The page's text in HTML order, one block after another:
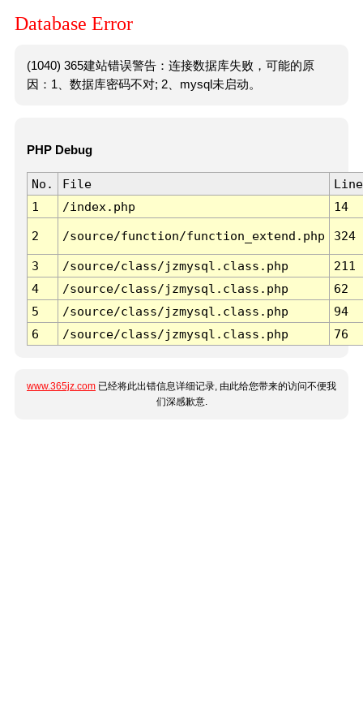
Database Error
(1040) 365建站错误警告：连接数据库失败，可能的原
因：1、数据库密码不对; 2、mysql未启动。
PHP Debug
No. File
Line
1
/index.php 14
2 /source/function/function_extend.php 324
3 /source/class/jzmysql.class.php
211
4
/source/class/jzmysql.class.php
62
5
/source/class/jzmysql.class.php
94
6
/source/class/jzmysql.class.php 76
www.365jz.com 已经将此出错信息详细记录, 由此给您带来的访问不便我
们深感歉意.